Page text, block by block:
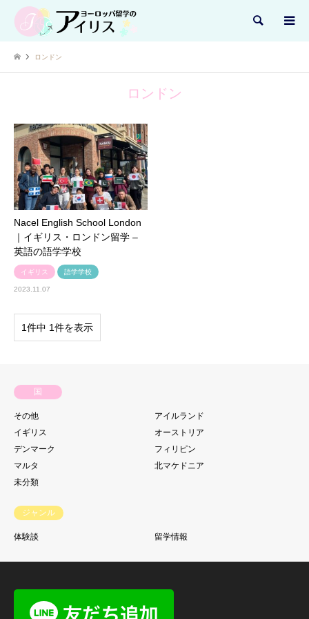
検索
ロンドン
ロンドン
Nacel English School London
｜イギリス・ロンドン留学 –
英語の語学学校
イギリス 語学学校
2023.11.07
1件中 1件を表示
国
その他
アイルランド
イギリス
オーストリア
デンマーク
フィリピン
マルタ
北マケドニア
未分類
ジャンル
体験談 留学情報